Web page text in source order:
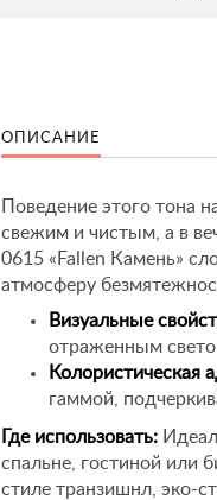
ОПИСАНИЕ
Поведение этого тона
свежим и чистым, а в
0615 «Fallen Камень»
атмосферу
Визуальные
отраженным
Колористическая
гаммой,
Где использовать:
спальне, гостиной или
стиле транзишнл, эко-